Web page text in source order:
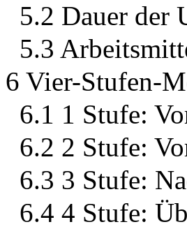
5.2 Dauer der
5.3
6 Vier-Stufen-
6.1 1 Stufe:
6.2 2 Stufe:
6.3 3 Stufe:
6.4 4 Stufe: